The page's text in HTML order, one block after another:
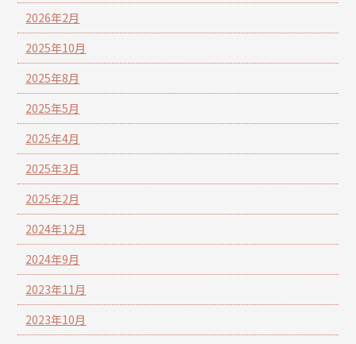
2026年2月
2025年10月
2025年8月
2025年5月
2025年4月
2025年3月
2025年2月
2024年12月
2024年9月
2023年11月
2023年10月